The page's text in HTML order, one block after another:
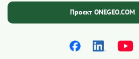
Проєкт ONEGEO.COM